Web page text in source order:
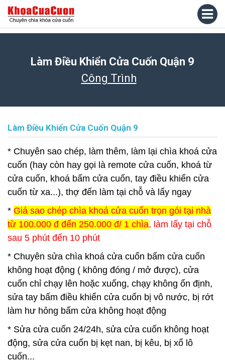
Làm Điều Khiển Cửa Cuốn Quận 9
Công Trình
Làm Điều Khiển Cửa Cuốn Quận 9
* Chuyên sao chép, làm thêm, làm lại chìa khoá cửa
cuốn (hay còn hay gọi là remote cửa cuốn, khoá từ
cửa cuốn, khoá bấm cửa cuốn, tay điều khiển cửa
cuốn từ xa...), thợ đến làm tại chỗ và lấy ngay
* Giá sao chép chìa khoá cửa cuốn trọn gói tại nhà
từ 100.000 đ đến 250.000 đ/ 1 chìa, làm lấy tại chỗ
sau 5 phút đến 10 phút
* Chuyên sửa chìa khoá cửa cuốn bấm cửa cuốn
không hoạt động ( không đóng / mở được), cửa
cuốn chỉ chạy lên hoặc xuống, chạy không ổn định,
sửa tay bấm điều khiển cửa cuốn bị vô nước, bị rớt
làm hư hỏng bấm cửa không hoạt động
* Sửa cửa cuốn 24/24h, sửa cửa cuốn không hoạt
động, sửa cửa cuốn bị kẹt nan, bị kêu, bị xổ lô
cuốn...